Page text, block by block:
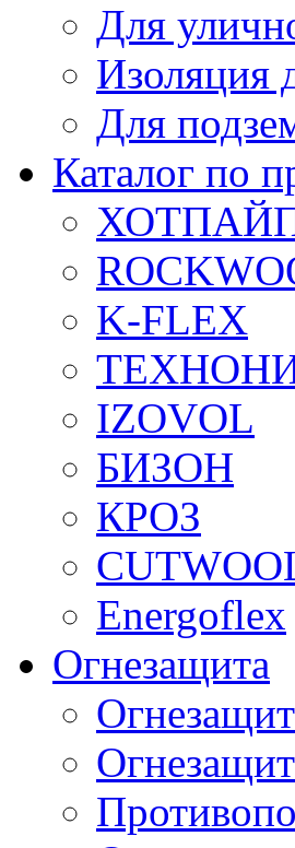
Для
Изоляция
Для
Каталог по
K-FLEX
IZOVOL
БИЗОН
КРОЗ
Energoflex
Огнезащита